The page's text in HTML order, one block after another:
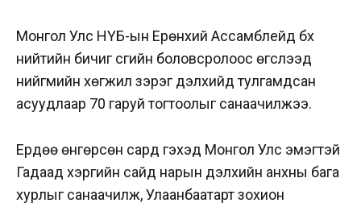
Монгол Улс НҮБ-ын Ерөнхий Ассамблейд бүх
нийтийн бичиг үсгийн боловсролоос өгсүүлээд
нийгмийн хөгжил зэрэг дэлхийд тулгамдсан
асуудлаар 70 гаруй тогтоолыг санаачилжээ.
Ердөө өнгөрсөн сард гэхэд Монгол Улс эмэгтэй
Гадаад хэргийн сайд нарын дэлхийн анхны бага
хурлыг санаачилж, Улаанбаатарт зохион